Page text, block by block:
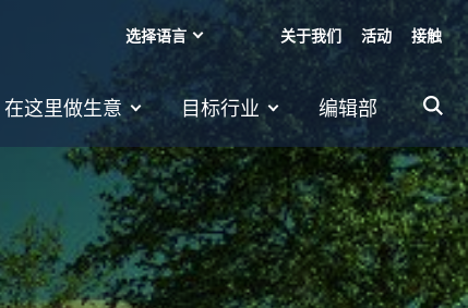
在这里做生意 目标行业 编辑部
关于我们 活动 接触
选择语言